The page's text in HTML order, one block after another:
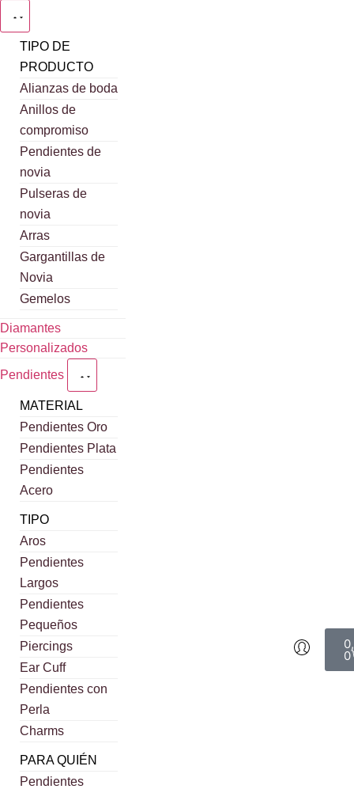
TIPO DE
PRODUCTO
Alianzas de boda
Anillos de
compromiso
Pendientes de
novia
Pulseras de
novia
Arras
Gargantillas de
Novia
Gemelos
Diamantes
Personalizados
Pendientes
MATERIAL
Pendientes Oro
Pendientes Plata
Pendientes
Acero
TIPO
Aros
Pendientes
Largos
Pendientes
Pequeños
Piercings
Ear Cuff
Pendientes con
Perla
Charms
PARA QUIÉN
Pendientes
0